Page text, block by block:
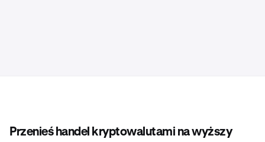
Przenieś handel kryptowalutami na wyższy